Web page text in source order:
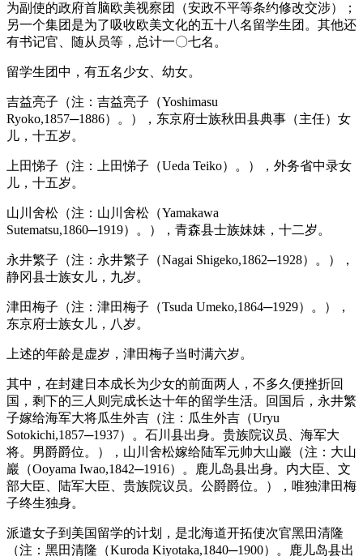
为副使的政府首脑欧美视察团（安政不平等条约修改交涉）；
另一个集团是为了吸收欧美文化的五十八名留学生团。其他还
有书记官、随从员等，总计一〇七名。
留学生团中，有五名少女、幼女。
吉益亮子（注：吉益亮子（Yoshimasu
Ryoko,1857─1886）。），东京府士族秋田县典事（主任）女
儿，十五岁。
上田悌子（注：上田悌子（Ueda Teiko）。），外务省中录女
儿，十五岁。
山川舍松（注：山川舍松（Yamakawa
Sutematsu,1860─1919）。），青森县士族妹妹，十二岁。
永井繁子（注：永井繁子（Nagai Shigeko,1862─1928）。），
静冈县士族女儿，九岁。
津田梅子（注：津田梅子（Tsuda Umeko,1864─1929）。），
东京府士族女儿，八岁。
上述的年龄是虚岁，津田梅子当时满六岁。
其中，在封建日本成长为少女的前面两人，不多久便挫折回
国，剩下的三人则完成长达十年的留学生活。回国后，永井繁
子嫁给海军大将瓜生外吉（注：瓜生外吉（Uryu
Sotokichi,1857─1937）。石川县出身。贵族院议员、海军大
将。男爵爵位。），山川舍松嫁给陆军元帅大山巖（注：大山
巖（Ooyama Iwao,1842─1916）。鹿儿岛县出身。内大臣、文
部大臣、陆军大臣、贵族院议员。公爵爵位。），唯独津田梅
子终生独身。
派遣女子到美国留学的计划，是北海道开拓使次官黑田清隆
（注：黑田清隆（Kuroda Kiyotaka,1840─1900）。鹿儿岛县出